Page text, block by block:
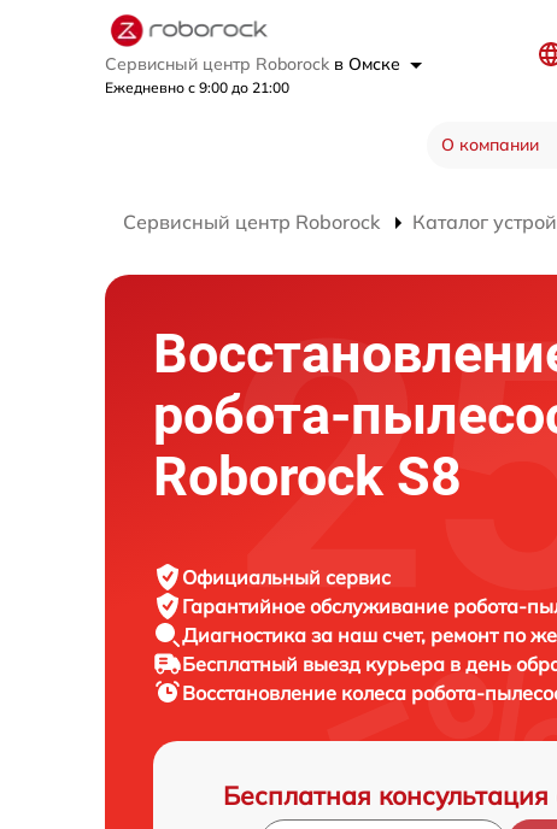
Сервисный центр Roborock в Омске
Ежедневно с 9:00 до 21:00
О компании
Сервисный центр Roborock Каталог
робота-
Roborock S8
Официальный сервис
Гарантийное обслуживание робота-
Диагностика за наш счет, ремонт по
Бесплатный выезд курьера в день
Восстановление колеса робота-
Бесплатная